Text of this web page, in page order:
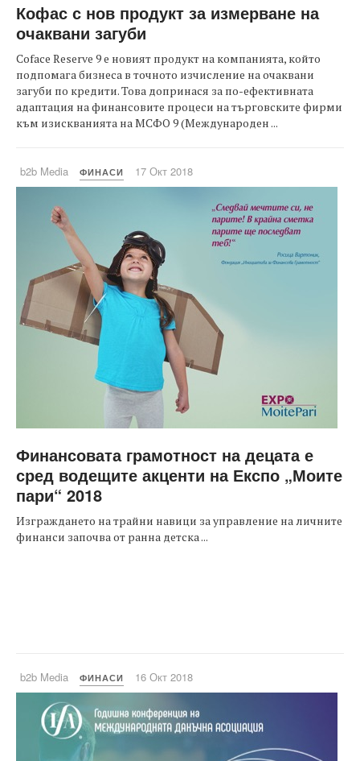
Кофас с нов продукт за измерване на
очаквани загуби
Coface Reserve 9 e новият продукт на компанията, който
подпомага бизнеса в точното изчисление на очаквани
загуби по кредити. Това допринася за по-ефективната
адаптация на финансовите процеси на търговските фирми
към изискванията на МСФО 9 (Международен ...
b2b Media ФИНАСИ 17 Окт 2018
Финансовата грамотност на децата е
сред водещите акценти на Експо „Моите
пари“ 2018
Изграждането на трайни навици за управление на личните
финанси започва от ранна детска ...
b2b Media ФИНАСИ 16 Окт 2018